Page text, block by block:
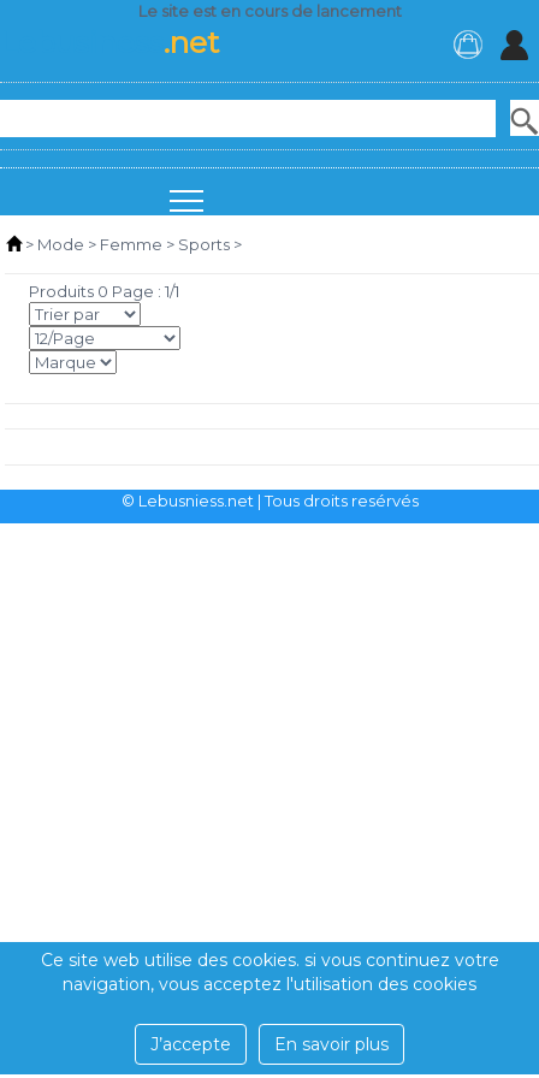
Le site est en cours de lancement
.net
> Mode > Femme > Sports >
Produits 0 Page : 1/1
Ce site web utilise des cookies. si vous continuez votre
navigation, vous acceptez l'utilisation des cookies
J’accepte En savoir plus
© Lebusniess.net | Tous droits resérvés